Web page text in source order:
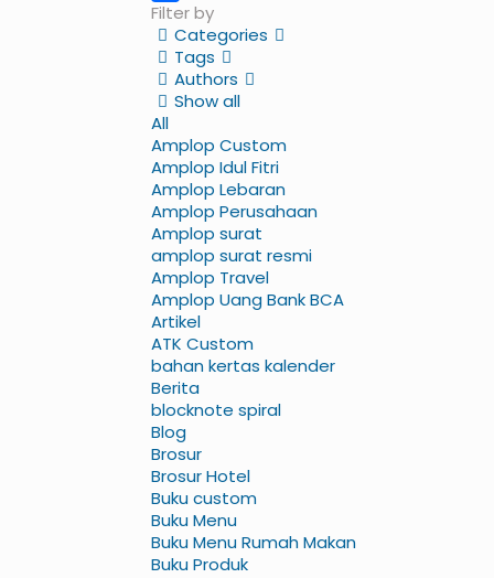
Share
Filter by
Categories
Tags
Authors
Show all
All
Amplop Custom
Amplop Idul Fitri
Amplop Lebaran
Amplop Perusahaan
Amplop surat
amplop surat resmi
Amplop Travel
Amplop Uang Bank BCA
Artikel
ATK Custom
bahan kertas kalender
Berita
blocknote spiral
Blog
Brosur
Brosur Hotel
Buku custom
Buku Menu
Buku Menu Rumah Makan
Buku Produk